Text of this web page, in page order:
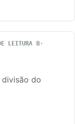
LEITURA
divisão do